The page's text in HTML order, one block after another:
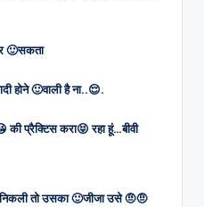
🙂सकता
होने 🙂वाली है ना..😌.
प्रैक्टिस करा😝 रहा हूं…बीवी
तो उसका 🙂जीजा उसे 🤨🤨